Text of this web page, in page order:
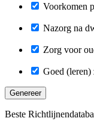
Voorkomen
Nazorg na
Zorg voor
Goed (leren)
Genereer
Beste